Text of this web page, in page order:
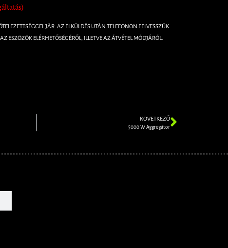
JÁR. AZ ELKÜLDÉS UTÁN TELEFONON FELVESSZÜK
ESZÖZÖK ELÉRHETŐSÉGÉRŐL, ILLETVE AZ ÁTVÉTEL MÓDJÁRÓL.
KÖVETKEZŐ
5000 W Aggregátor